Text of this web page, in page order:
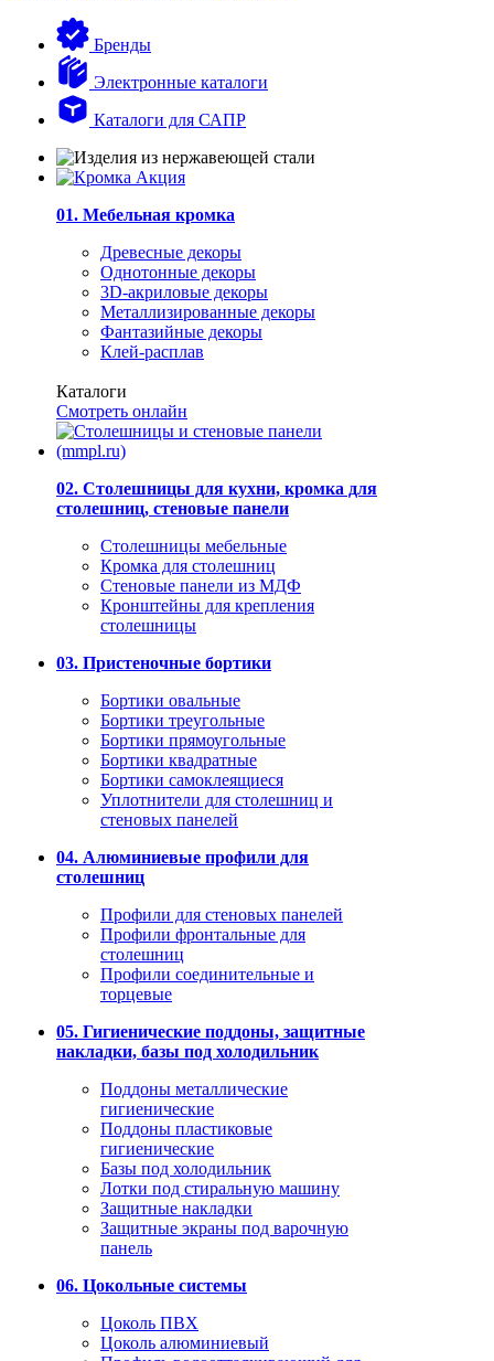
Бренды
Электронные каталоги
Каталоги для САПР
01. Мебельная кромка
Древесные декоры
Однотонные декоры
3D-акриловые декоры
Металлизированные декоры
Фантазийные декоры
Клей-расплав
Каталоги
Смотреть онлайн
02. Столешницы для кухни, кромка для
столешниц, стеновые панели
Столешницы мебельные
Кромка для столешниц
Стеновые панели из МДФ
Кронштейны для крепления
столешницы
03. Пристеночные бортики
Бортики овальные
Бортики треугольные
Бортики прямоугольные
Бортики квадратные
Бортики самоклеящиеся
Уплотнители для столешниц и
стеновых панелей
04. Алюминиевые профили для
столешниц
Профили для стеновых панелей
Профили фронтальные для
столешниц
Профили соединительные и
торцевые
05. Гигиенические поддоны, защитные
накладки, базы под холодильник
Поддоны металлические
гигиенические
Поддоны пластиковые
гигиенические
Базы под холодильник
Лотки под стиральную машину
Защитные накладки
Защитные экраны под варочную
панель
06. Цокольные системы
Цоколь ПВХ
Цоколь алюминиевый